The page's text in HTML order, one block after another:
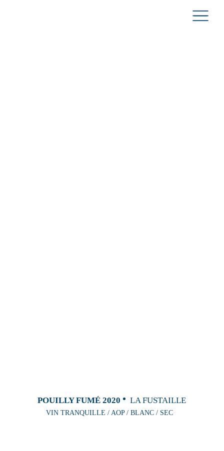
POUILLY FUMÉ 2020 LA FUSTAILLE
VIN TRANQUILLE / AOP / BLANC / SEC